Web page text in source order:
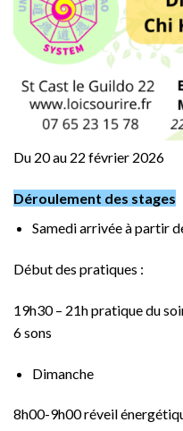
Du 20 au 22 février 2026
Déroulement des stages
Samedi arrivée à partir
Début des pratiques :
19h30 – 21h pratique du
6 sons
Dimanche
8h00-9h00 réveil